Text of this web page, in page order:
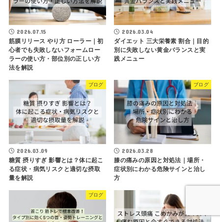
2026.07.15
筋膜リリース やり方 ローラー｜初
心者でも失敗しないフォームロー
ラーの使い方・部位別の正しい方
法を解説
2026.03.04
ダイエット 三大栄養素 割合｜目的
別に失敗しない黄金バランスと実
践メニュー
ブログ
2026.03.09
糖質 摂りすぎ 影響とは？体に起こ
る症状・病気リスクと適切な摂取
量を解説
ブログ
2026.03.28
膝の痛みの原因と対処法｜場所・
症状別にわかる危険サインと治し
方
ブログ